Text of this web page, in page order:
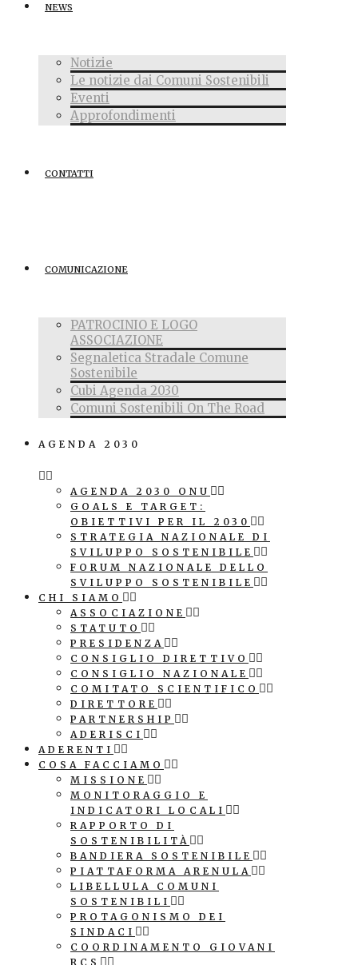
NEWS
Notizie
Le notizie dai Comuni Sostenibili
Eventi
Approfondimenti
CONTATTI
COMUNICAZIONE
PATROCINIO E LOGO
ASSOCIAZIONE
Segnaletica Stradale Comune
Sostenibile
Cubi Agenda 2030
Comuni Sostenibili On The Road
AGENDA 2030
AGENDA 2030 ONU
GOALS E TARGET:
OBIETTIVI PER IL 2030
STRATEGIA NAZIONALE DI
SVILUPPO SOSTENIBILE
FORUM NAZIONALE DELLO
SVILUPPO SOSTENIBILE
CHI SIAMO
ASSOCIAZIONE
STATUTO
PRESIDENZA
CONSIGLIO DIRETTIVO
CONSIGLIO NAZIONALE
COMITATO SCIENTIFICO
DIRETTORE
PARTNERSHIP
ADERISCI
ADERENTI
COSA FACCIAMO
MISSIONE
MONITORAGGIO E
INDICATORI LOCALI
RAPPORTO DI
SOSTENIBILITÀ
BANDIERA SOSTENIBILE
PIATTAFORMA ARENULA
LIBELLULA COMUNI
SOSTENIBILI
PROTAGONISMO DEI
SINDACI
COORDINAMENTO GIOVANI
RCS